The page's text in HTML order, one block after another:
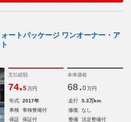
ートパッケージ ワンオーナー・ア
支払総額
74.5 万円
本体価格
68. 0 万円
年式 2017年 走行
5.3万km
車検
車検整備付 修復
なし
保証
保証付 整備
法定整備付